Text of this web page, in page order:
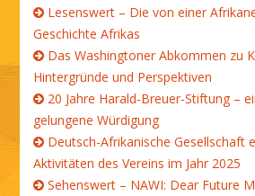
Lesenswert – Die von einer
Geschichte Afrikas
Das Washingtoner Abkommen zu
Hintergründe und Perspektiven
20 Jahre Harald-Breuer-Stiftung –
gelungene Würdigung
Deutsch-Afrikanische Gesellschaft
Aktivitäten des Vereins im Jahr
Sehenswert – NAWI: Dear Future